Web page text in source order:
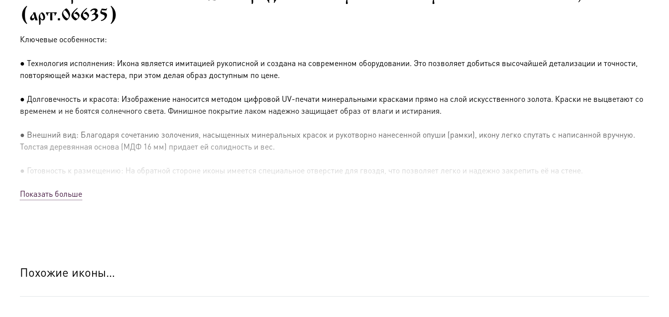
(арт.06635)
Ключевые особенности:
● Технология исполнения: Икона является имитацией рукописной и создана на современном оборудовании. Это позволяет добиться высочайшей детализации и точности,
повторяющей мазки мастера, при этом делая образ доступным по цене.
● Долговечность и красота: Изображение наносится методом цифровой UV-печати минеральными красками прямо на слой искусственного золота. Краски не выцветают со
временем и не боятся солнечного света. Финишное покрытие лаком надежно защищает образ от влаги и истирания.
● Внешний вид: Благодаря сочетанию золочения, насыщенных минеральных красок и рукотворно нанесенной опуши (рамки), икону легко спутать с написанной вручную.
Толстая деревянная основа (МДФ 16 мм) придает ей солидность и вес.
● Готовность к размещению: На обратной стороне иконы имеется специальное отверстие для гвоздя, что позволяет легко и надежно закрепить её на стене.
● Освящение: Производство освящено
Показать больше
Похожие иконы…